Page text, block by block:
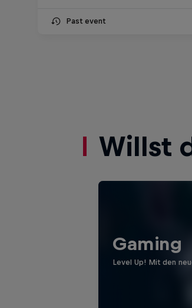
Past event
Willst
Gaming
Level Up! Mit den